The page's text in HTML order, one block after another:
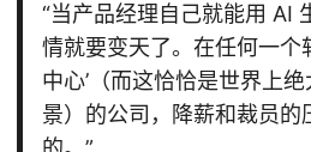
“当产品经理自己就能用 AI
情就要变天了。在任何一个
中心’（而这恰恰是世界上
景）的公司，降薪和裁员的